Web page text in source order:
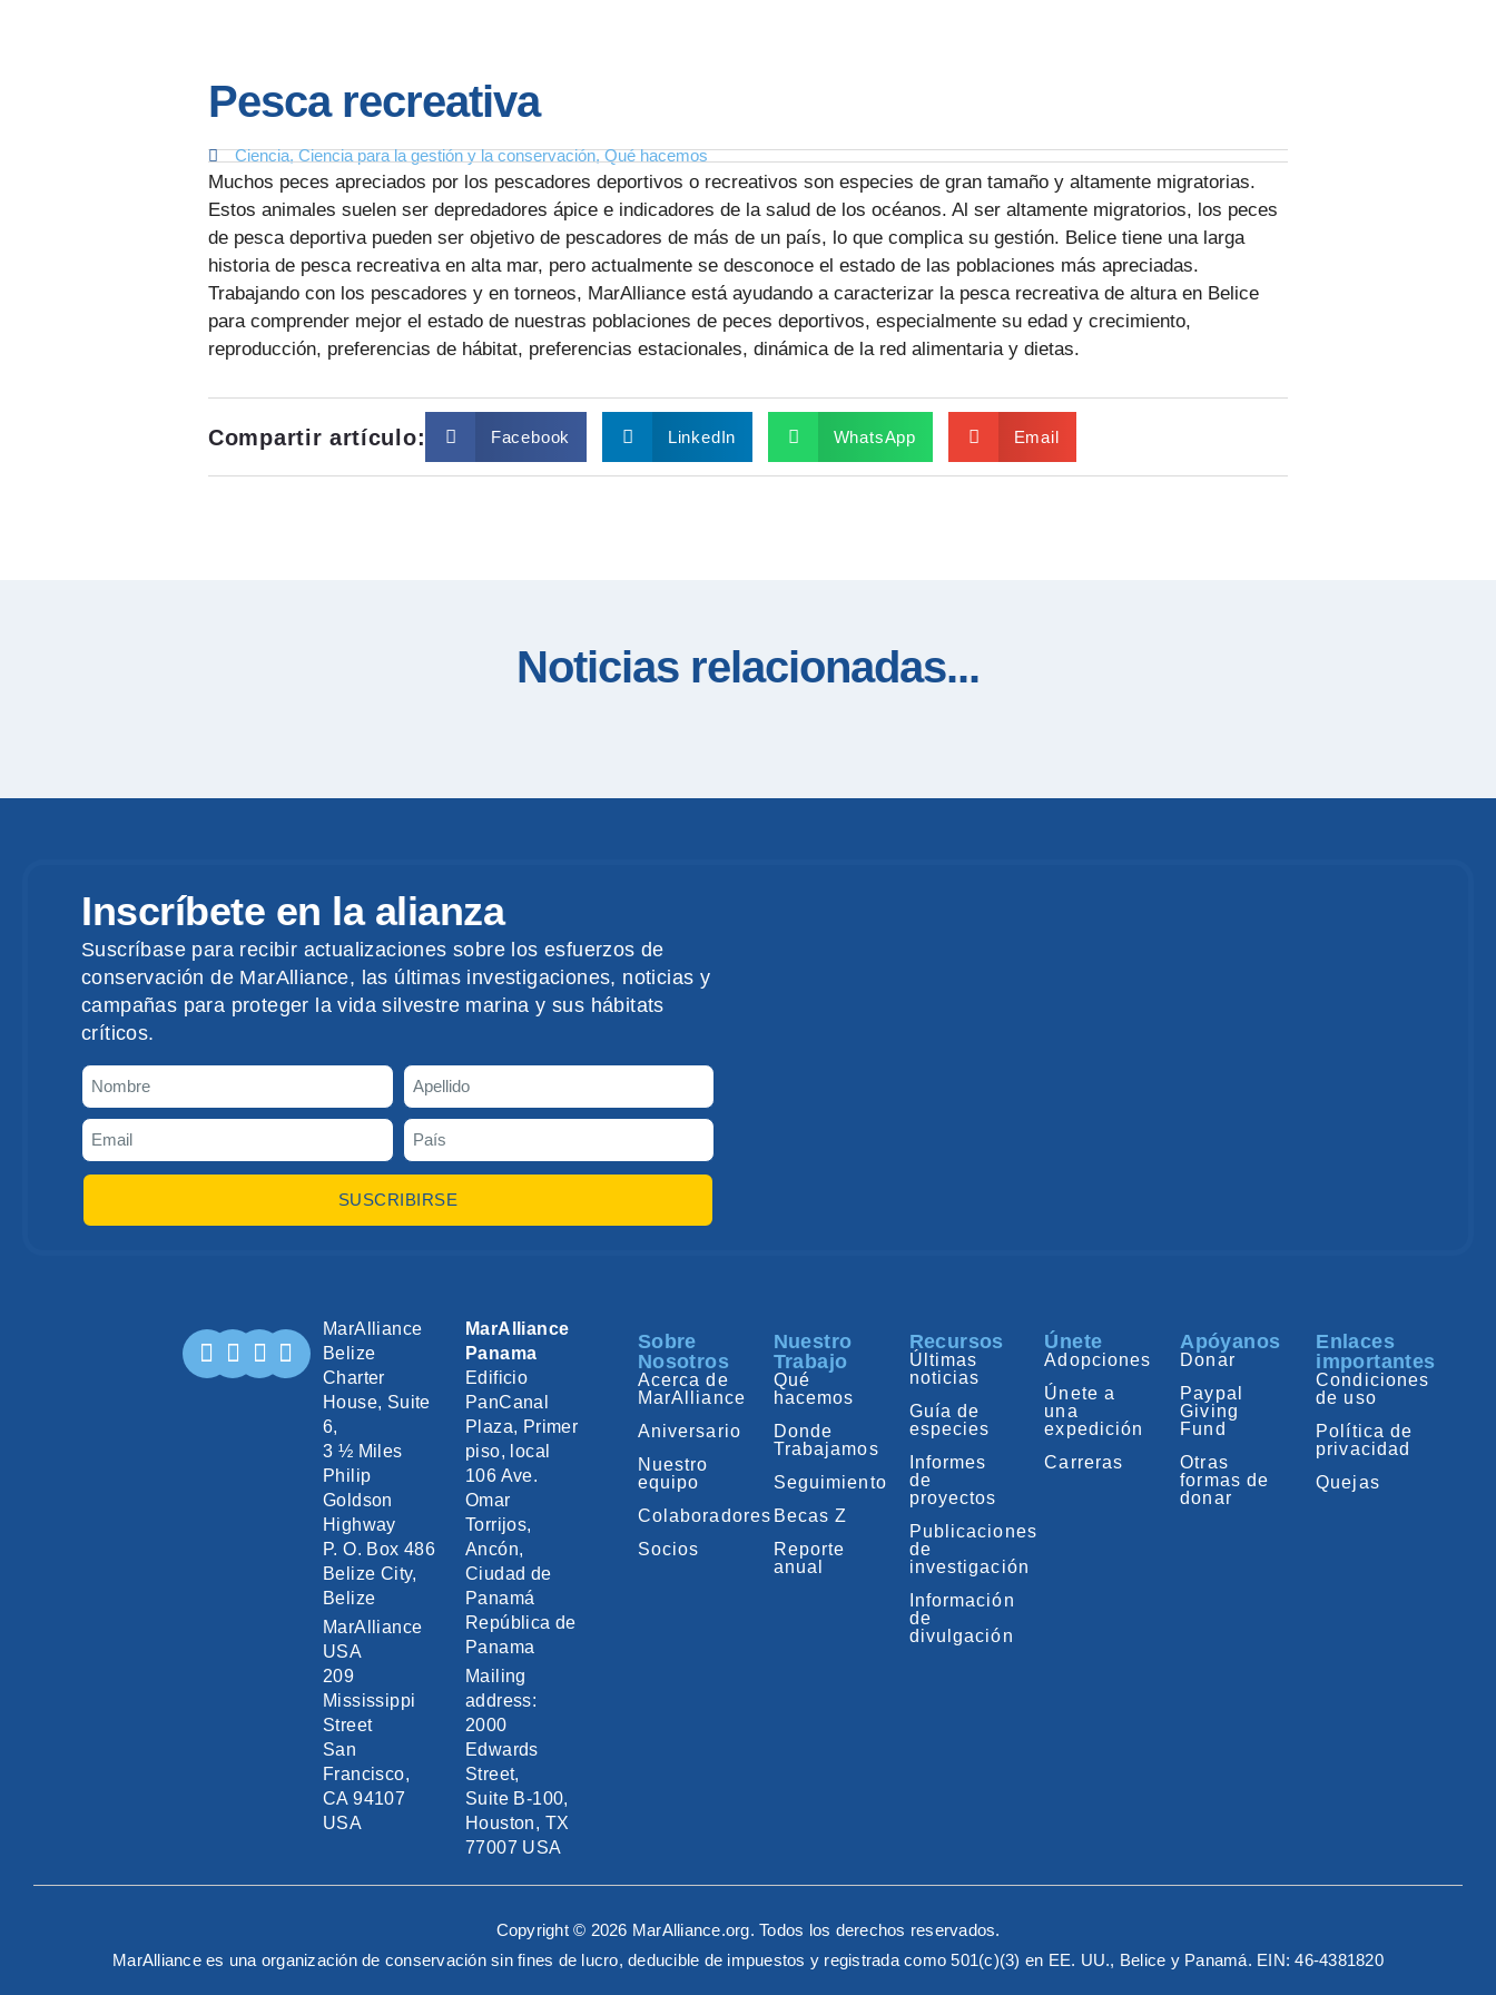
Pesca recreativa
Ciencia,Ciencia para la gestión y la conservación,Qué hacemos
Muchos peces apreciados por los pescadores deportivos o recreativos son especies de gran tamaño y altamente migratorias.
Estos animales suelen ser depredadores ápice e indicadores de la salud de los océanos. Al ser altamente migratorios, los peces
de pesca deportiva pueden ser objetivo de pescadores de más de un país, lo que complica su gestión. Belice tiene una larga
historia de pesca recreativa en alta mar, pero actualmente se desconoce el estado de las poblaciones más apreciadas.
Trabajando con los pescadores y en torneos, MarAlliance está ayudando a caracterizar la pesca recreativa de altura en Belice
para comprender mejor el estado de nuestras poblaciones de peces deportivos, especialmente su edad y crecimiento,
reproducción, preferencias de hábitat, preferencias estacionales, dinámica de la red alimentaria y dietas.
Compartir artículo: Facebook LinkedIn WhatsApp Email
Noticias relacionadas...
Inscríbete en la alianza
Suscríbase para recibir actualizaciones sobre los esfuerzos de
conservación de MarAlliance, las últimas investigaciones, noticias y
campañas para proteger la vida silvestre marina y sus hábitats
críticos.
SUSCRIBIRSE
MarAlliance
Belize
Charter
House, Suite
6,
3 ½ Miles
Philip
Goldson
Highway
P. O. Box 486
Belize City,
Belize
MarAlliance
USA
209
Mississippi
Street
San
Francisco,
CA 94107
USA
MarAlliance
Panama
Edificio
PanCanal
Plaza, Primer
piso, local
106 Ave.
Omar
Torrijos,
Ancón,
Ciudad de
Panamá
República de
Panama
Mailing
address:
2000
Edwards
Street,
Suite B-100,
Houston, TX
77007 USA
Sobre
Nosotros
Acerca de
MarAlliance
Aniversario
Nuestro
equipo
Colaboradores
Socios
Nuestro
Trabajo
Qué
hacemos
Donde
Trabajamos
Seguimiento
Becas Z
Reporte
anual
Recursos
Últimas
noticias
Guía de
especies
Informes
de
proyectos
Publicaciones
de
investigación
Información
de
divulgación
Únete
Adopciones
Únete a
una
expedición
Carreras
Apóyanos
Donar
Paypal
Giving
Fund
Otras
formas de
donar
Enlaces
importantes
Condiciones
de uso
Política de
privacidad
Quejas
Copyright © 2026 MarAlliance.org. Todos los derechos reservados.
MarAlliance es una organización de conservación sin fines de lucro, deducible de impuestos y registrada como 501(c)(3) en EE. UU., Belice y Panamá. EIN: 46-4381820